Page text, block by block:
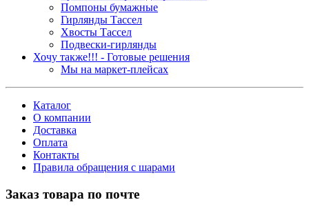
Помпоны бумажные
Гирлянды Тассел
Хвосты Тассел
Подвески-гирлянды
Хочу также!!! - Готовые решения
Мы на маркет-плейсах
Каталог
О компании
Доставка
Оплата
Контакты
Правила обращения с шарами
Заказ товара по почте